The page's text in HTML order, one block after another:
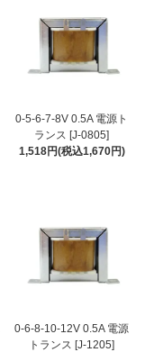
0-5-6-7-8V 0.5A 電源ト
ランス [J-0805]
1,518円(税込1,670円)
0-6-8-10-12V 0.5A 電源
トランス [J-1205]